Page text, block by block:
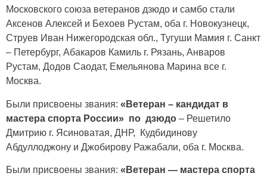
Московского союза ветеранов дзюдо и самбо стали
Аксенов Алексей и Бехоев Рустам, оба г. Новокузнецк,
Струев Иван Нижегородская обл., Тугуши Мамия г. Санкт
– Петербург, Абакаров Камиль г. Рязань, Анваров
Рустам, Додов Саодат, Емельянова Марина все г.
Москва.
Были присвоены звания: «Ветеран – кандидат в
мастера спорта России» по дзюдо – Решетило
Дмитрию г. Ясиноватая, ДНР, Кудбидинову
Абдуллоджону и Джобирову Ражабали, оба г. Москва.
Были присвоены звания: «Ветеран — мастера спорта